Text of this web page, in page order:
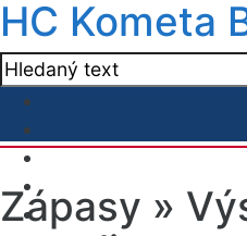
HC Kometa
Zápasy »